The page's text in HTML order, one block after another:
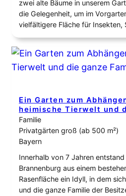
zwei alte Bäume in unserem
die Gelegenheit, um im
vielfältigere Fläche für Insekten,
Vögel aufzubauen. Anstelle der
planten wir ein Hügelbeet mit
und Totholz, neue Bäume,
Sträucher und blühende…
Ein Garten zum
heimische Tierwelt und
Familie
Privatgärten groß (ab 500 m²)
Bayern
Innerhalb von 7 Jahren
Brannenburg aus einem
Rasenfläche ein Idyll, in dem
und die ganze Familie der